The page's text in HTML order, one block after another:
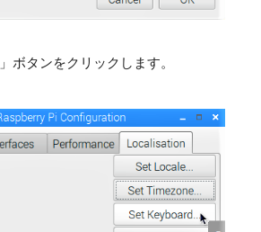
ボタンをクリックします。